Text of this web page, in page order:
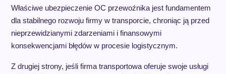
Właściwe ubezpieczenie OC przewoźnika jest fundamentem
dla stabilnego rozwoju firmy w transporcie, chroniąc ją przed
nieprzewidzianymi zdarzeniami i finansowymi
konsekwencjami błędów w procesie logistycznym.
Z drugiej strony, jeśli firma transportowa oferuje swoje usługi